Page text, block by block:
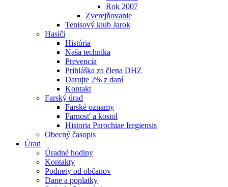
Rok 2007
Zverejňovanie
Tenisový klub Jarok
Hasiči
História
Naša technika
Prevencia
Prihláška za člena DHZ
Darujte 2% z daní
Kontakt
Farský úrad
Farské oznamy
Farnosť a kostol
Historia Parochiae Iregiensis
Obecný časopis
Úrad
Úradné hodiny
Kontakty
Podnety od občanov
Dane a poplatky